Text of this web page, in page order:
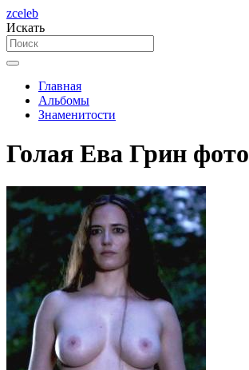
zceleb
Искать
Главная
Альбомы
Знаменитости
Голая Ева Грин фото